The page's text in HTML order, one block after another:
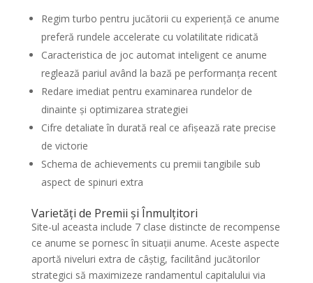
Regim turbo pentru jucătorii cu experiență ce anume
preferă rundele accelerate cu volatilitate ridicată
Caracteristica de joc automat inteligent ce anume
reglează pariul având la bază pe performanța recent
Redare imediat pentru examinarea rundelor de
dinainte și optimizarea strategiei
Cifre detaliate în durată real ce afișează rate precise
de victorie
Schema de achievements cu premii tangibile sub
aspect de spinuri extra
Varietăți de Premii și Înmulțitori
Site-ul aceasta include 7 clase distincte de recompense
ce anume se pornesc în situații anume. Aceste aspecte
aportă niveluri extra de câștig, facilitând jucătorilor
strategici să maximizeze randamentul capitalului via